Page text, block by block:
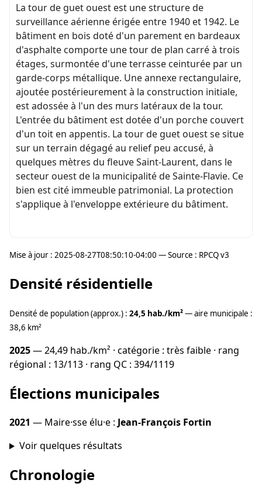
La tour de guet ouest est une structure de
surveillance aérienne érigée entre 1940 et 1942. Le
bâtiment en bois doté d'un parement en bardeaux
d'asphalte comporte une tour de plan carré à trois
étages, surmontée d'une terrasse ceinturée par un
garde-corps métallique. Une annexe rectangulaire,
ajoutée postérieurement à la construction initiale,
est adossée à l'un des murs latéraux de la tour.
L'entrée du bâtiment est dotée d'un porche couvert
d'un toit en appentis. La tour de guet ouest se situe
sur un terrain dégagé au relief peu accusé, à
quelques mètres du fleuve Saint-Laurent, dans le
secteur ouest de la municipalité de Sainte-Flavie. Ce
bien est cité immeuble patrimonial. La protection
s'applique à l'enveloppe extérieure du bâtiment.
Mise à jour : 2025-08-27T08:50:10-04:00 — Source : RPCQ v3
Densité résidentielle
Densité de population (approx.) : 24,5 hab./km²— aire municipale :
38,6 km²
2025— 24,49 hab./km² · catégorie : très faible · rang
régional : 13/113 · rang QC : 394/1119
Élections municipales
2021 — Maire·sse élu·e : Jean-François Fortin
Voir quelques résultats
Chronologie